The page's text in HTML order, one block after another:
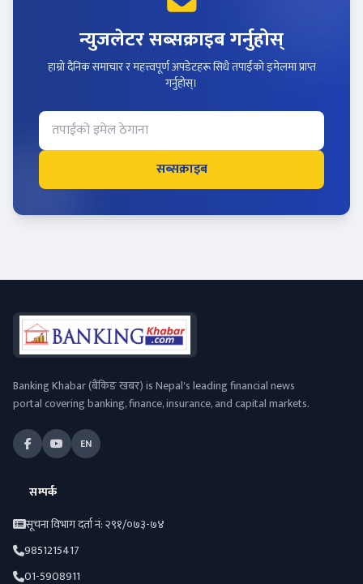
न्युजलेटर सब्सक्राइब गर्नुहोस्
हाम्रो दैनिक समाचार र महत्त्वपूर्ण अपडेटहरू सिधै तपाईंको इमेलमा प्राप्त
गर्नुहोस्।
सब्सक्राइब
Banking Khabar (बैंकिङ खबर) is Nepal's leading financial news
portal covering banking, finance, insurance, and capital markets.
EN
सम्पर्क
सूचना विभाग दर्ता नं: २९१/०७३-७४
9851215417
01-5908911